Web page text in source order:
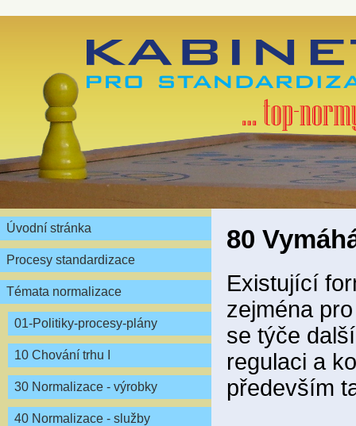
Úvodní stránka
Procesy standardizace
Témata normalizace
01-Politiky-procesy-plány
10 Chování trhu I
30 Normalizace - výrobky
40 Normalizace - služby
80
Existující
zejména
se týče
regulaci a
především